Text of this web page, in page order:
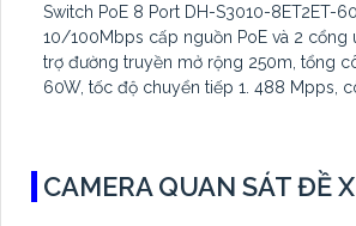
Switch PoE 8 Port DH-S3010-8ET2ET-
10/100Mbps cấp nguồn PoE và 2 cổng
trợ đường truyền mở rộng 250m, tổng
60W, tốc độ chuyển tiếp 1. 488 Mpps,
CAMERA QUAN SÁT ĐỀ